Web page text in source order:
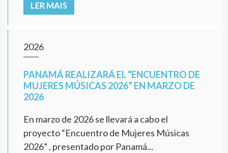
LER MAIS
2026
PANAMÁ REALIZARÁ EL “ENCUENTRO DE
MUJERES MÚSICAS 2026” EN MARZO DE
2026
En marzo de 2026 se llevará a cabo el
proyecto “Encuentro de Mujeres Músicas
2026” , presentado por Panamá...